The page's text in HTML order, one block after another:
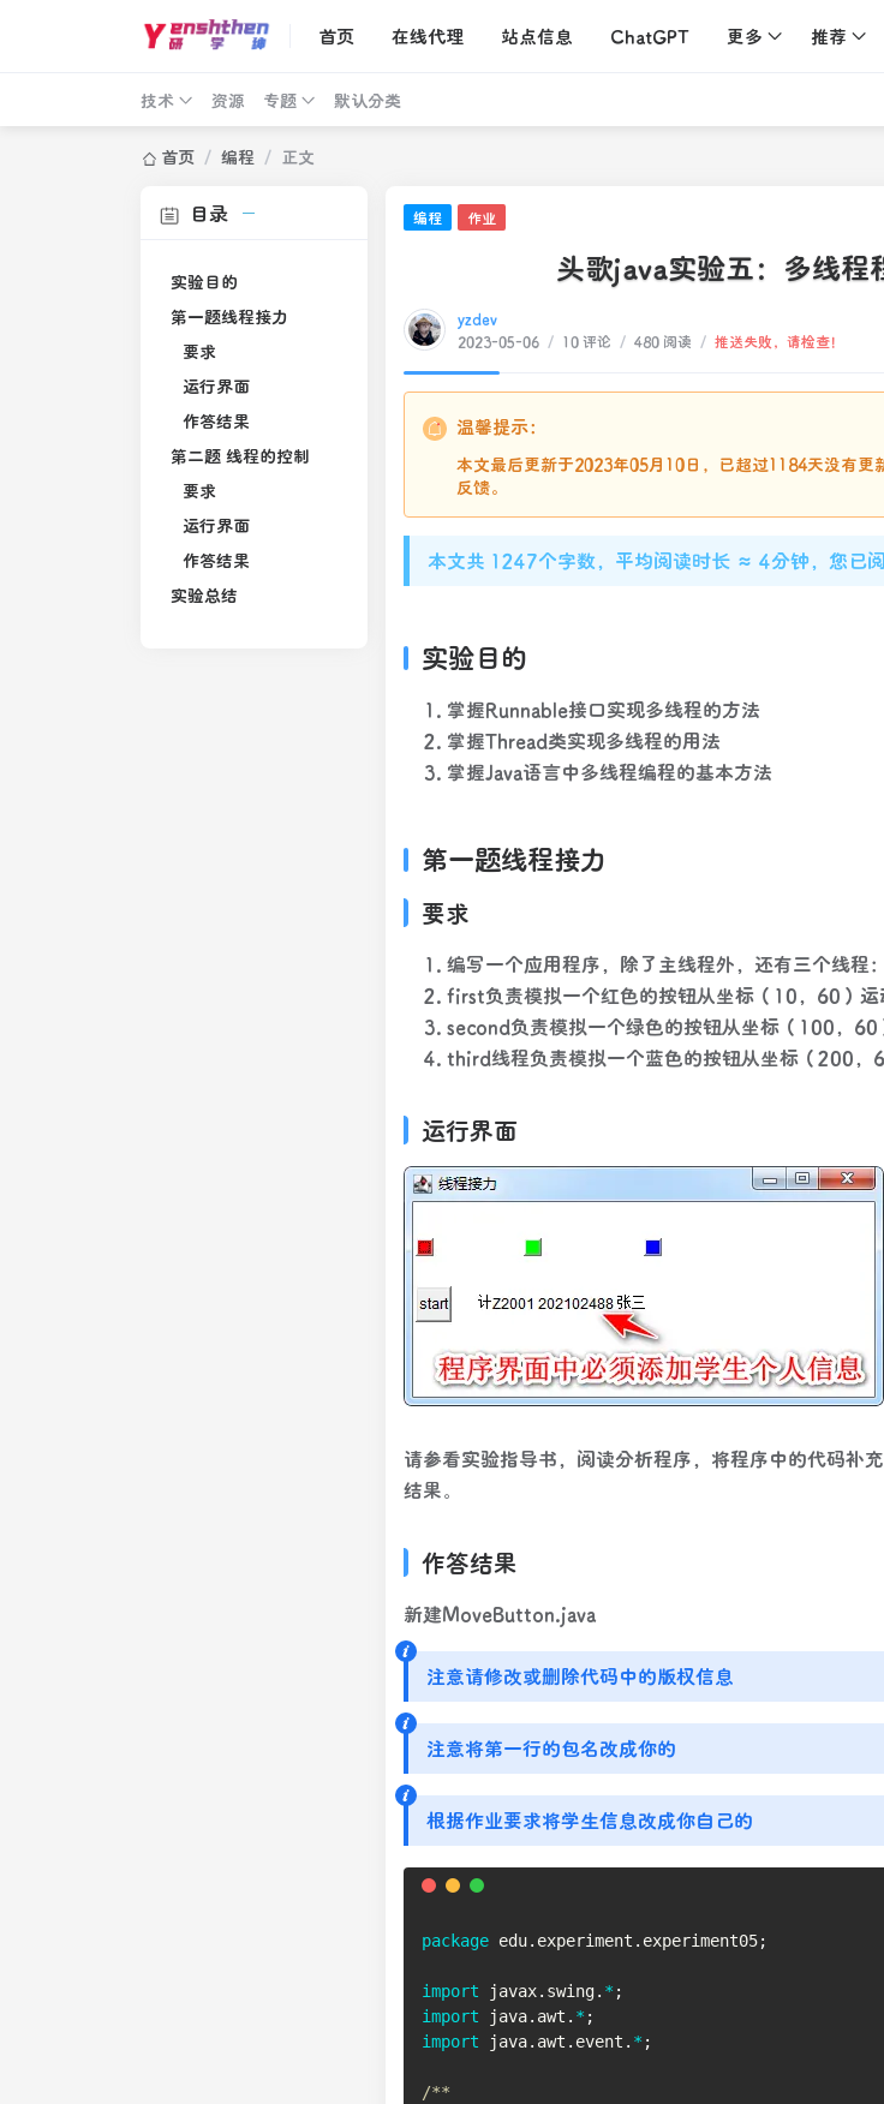
首页 在线代理 站点信息 ChatGPT 更多 推荐
技术 资源 专题 默认分类
首页 / 编程 / 正文
目录
实验目的
第一题线程接力
要求
运行界面
作答结果
第二题 线程的控制
要求
运行界面
作答结果
实验总结
编程 作业
头歌java实验五：多线程
yzdev
2023-05-06 / 10 评论 / 480 阅读 / 推送失败，请检查！
温馨提示：
本文最后更新于2023年05月10日，已超过1184天没有更
反馈。
本文共 1247个字数，平均阅读时长 ≈ 4分钟，您已
实验目的
掌握Runnable接口实现多线程的方法
掌握Thread类实现多线程的用法
掌握Java语言中多线程编程的基本方法
第一题线程接力
要求
编写一个应用程序，除了主线程外，还有三个线程
first负责模拟一个红色的按钮从坐标（10，60）运
second负责模拟一个绿色的按钮从坐标（100，60
third线程负责模拟一个蓝色的按钮从坐标（200，
运行界面
请参看实验指导书，阅读分析程序，将程序中的代码补
结果。
作答结果
新建MoveButton.java
注意请修改或删除代码中的版权信息
注意将第一行的包名改成你的
根据作业要求将学生信息改成你自己的
package edu. experiment . experiment05;
import javax. swing. * ;
import
java. awt . * ;
import
java. awt . event . * ;
/**